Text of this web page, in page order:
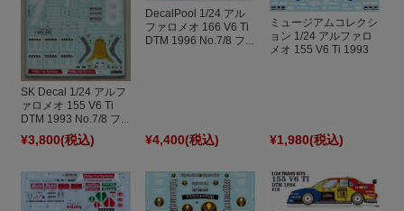
SK Decal 1/24 アルフ
ァロメオ 155 V6 Ti
DTM 1993 No.7/8 フ...
¥3,800(税込)
DecalPool 1/24 アル
ファロメオ 166 V6 Ti
DTM 1996 No.7/8 フ...
¥4,400(税込)
ミュージアムコレクシ
ョン 1/24 アルファロ
メオ 155 V6 Ti 1993
¥1,980(税込)